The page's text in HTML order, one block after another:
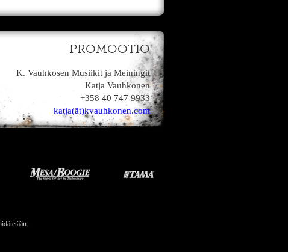
PROMOOTIO
K. Vauhkosen Musiikit ja Meiningit
Katja Vauhkonen
+358 40 747 9933
katja(ät)kvauhkonen.com